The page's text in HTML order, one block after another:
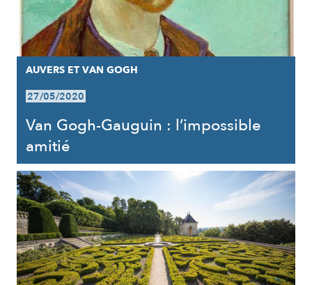
AUVERS ET VAN GOGH
27/05/2020
Van Gogh-Gauguin : l’impossible
amitié